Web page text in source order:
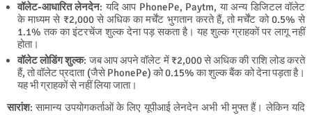
वॉलेट-आधारित लेनदेन: यदि आप PhonePe, Paytm, या अन्य डिजिटल वॉलेट
के माध्यम से ₹2,000 से अधिक का मर्चेंट भुगतान करते हैं, तो मर्चेंट को 0.5% से
1.1% तक का इंटरचेंज शुल्क देना पड़ सकता है। यह शुल्क ग्राहकों पर लागू नहीं
होता।
वॉलेट लोडिंग शुल्क: जब आप अपने वॉलेट में ₹2,000 से अधिक की राशि लोड करते
हैं, तो वॉलेट प्रदाता (जैसे PhonePe) को 0.15% का शुल्क बैंक को देना पड़ता है।
यह भी ग्राहकों से नहीं लिया जाता।
सारांश: सामान्य उपयोगकर्ताओं के लिए यूपीआई लेनदेन अभी भी मुफ्त हैं। लेकिन यदि